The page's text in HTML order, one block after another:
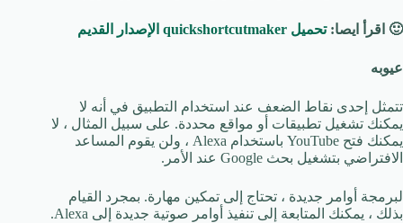
🙂 اقرأ ايصا:تحميل quickshortcutmaker الإصدار القديم
عيوبه
تتمثل إحدى نقاط الضعف عند استخدام التطبيق في أنه لا
يمكنك تشغيل تطبيقات أو مواقع محددة. على سبيل المثال ، لا
يمكنك فتح YouTube باستخدام Alexa ، ولن يقوم المساعد
الافتراضي بتشغيل بحث Google عند الأمر.
لبرمجة أوامر جديدة ، تحتاج إلى تمكين مهارة. بمجرد القيام
بذلك ، يمكنك المتابعة إلى تنفيذ أوامر صوتية جديدة إلى Alexa.